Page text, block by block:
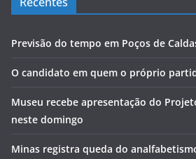
Previsão do tempo em Poços de
O candidato em quem o próprio
Museu recebe apresentação do
neste domingo
Minas registra queda do